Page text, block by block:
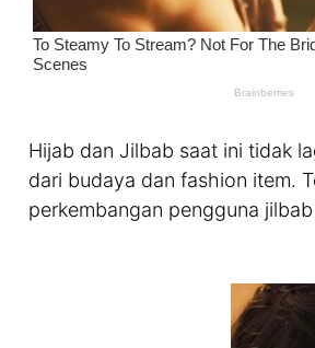
Hijab dan Jilbab saat ini tidak
dari budaya dan fashion item.
perkembangan pengguna